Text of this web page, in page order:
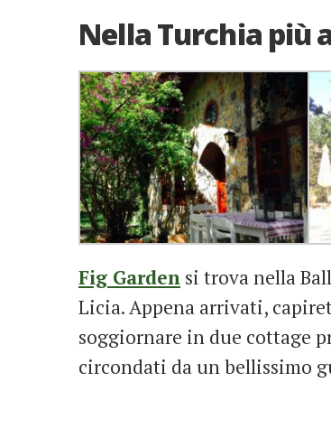
Nella Turchia più
Fig Garden si trova nella
Licia. Appena arrivati,
soggiornare in due cottage
circondati da un bellissimo